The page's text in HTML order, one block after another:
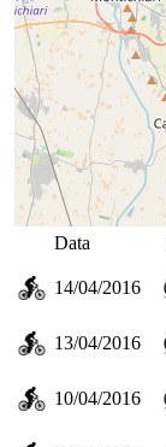
Data
14/04/2016
13/04/2016
10/04/2016